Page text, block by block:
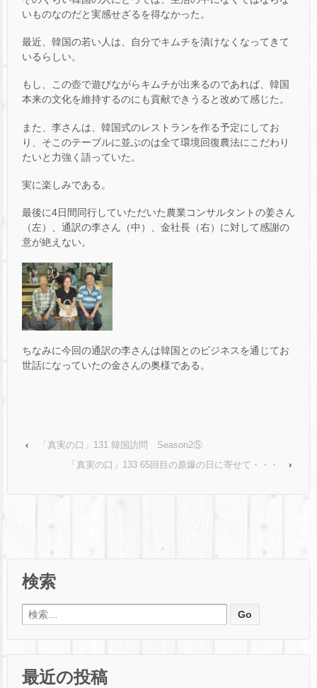
いものなのだと実感せざるを得なかった。
最近、韓国の若い人は、自分でキムチを漬けなくなってきて
いるらしい。
もし、この壺で遊びながらキムチが出来るのであれば、韓国
本来の文化を維持するのにも貢献できうると改めて感じた。
また、李さんは、韓国式のレストランを作る予定にしてお
り、そこのテーブルに並ぶのは全て環境回復農法にこだわり
たいと力強く語っていた。
実に楽しみである。
最後に4日間同行していただいた農業コンサルタントの姜さん
（左）、通訳の李さん（中）、金社長（右）に対して感謝の
意が絶えない。
ちなみに今回の通訳の李さんは韓国とのビジネスを通じてお
世話になっていたの金さんの奥様である。
‹
「真実の口」131 韓国訪問 Season2⑤
「真実の口」133 65回目の原爆の日に寄せて・・・
›
検索
検索:
最近の投稿